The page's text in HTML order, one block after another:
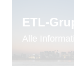
ETL-
Alle